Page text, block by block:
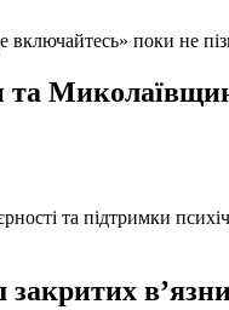
поки не
та підтримки